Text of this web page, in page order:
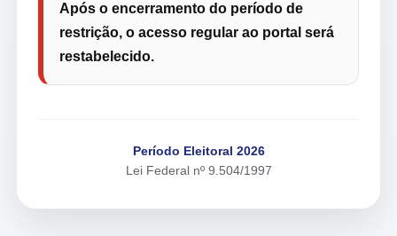
Após o encerramento do período de
restrição, o acesso regular ao portal será
restabelecido.
Período Eleitoral 2026
Lei Federal nº 9.504/1997